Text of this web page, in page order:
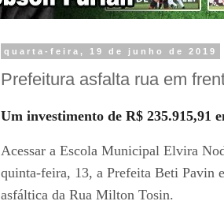
quarta-feira, 19 de junho de 2019
Prefeitura asfalta rua em
Um investimento de R$ 235.915,91
Acessar a Escola Municipal Elvira
quinta-feira, 13, a Prefeita Beti Pavin
asfáltica da Rua Milton Tosin.